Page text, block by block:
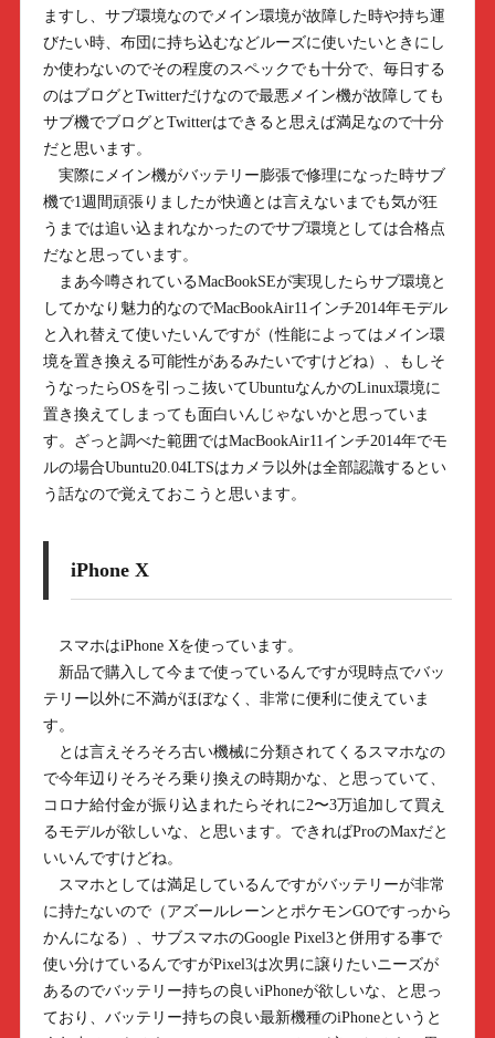
ますし、サブ環境なのでメイン環境が故障した時や持ち運
びたい時、布団に持ち込むなどルーズに使いたいときにし
か使わないのでその程度のスペックでも十分で、毎日する
のはブログとTwitterだけなので最悪メイン機が故障しても
サブ機でブログとTwitterはできると思えば満足なので十分
だと思います。
実際にメイン機がバッテリー膨張で修理になった時サブ
機で1週間頑張りましたが快適とは言えないまでも気が狂
うまでは追い込まれなかったのでサブ環境としては合格点
だなと思っています。
まあ今噂されているMacBookSEが実現したらサブ環境と
してかなり魅力的なのでMacBookAir11インチ2014年モデル
と入れ替えて使いたいんですが（性能によってはメイン環
境を置き換える可能性があるみたいですけどね）、もしそ
うなったらOSを引っこ抜いてUbuntuなんかのLinux環境に
置き換えてしまっても面白いんじゃないかと思っていま
す。ざっと調べた範囲ではMacBookAir11インチ2014年でモ
ルの場合Ubuntu20.04LTSはカメラ以外は全部認識するとい
う話なので覚えておこうと思います。
iPhone X
スマホはiPhone Xを使っています。
新品で購入して今まで使っているんですが現時点でバッ
テリー以外に不満がほぼなく、非常に便利に使えていま
す。
とは言えそろそろ古い機械に分類されてくるスマホなの
で今年辺りそろそろ乗り換えの時期かな、と思っていて、
コロナ給付金が振り込まれたらそれに2〜3万追加して買え
るモデルが欲しいな、と思います。できればProのMaxだと
いいんですけどね。
スマホとしては満足しているんですがバッテリーが非常
に持たないので（アズールレーンとポケモンGOですっから
かんになる）、サブスマホのGoogle Pixel3と併用する事で
使い分けているんですがPixel3は次男に譲りたいニーズが
あるのでバッテリー持ちの良いiPhoneが欲しいな、と思っ
ており、バッテリー持ちの良い最新機種のiPhoneというと